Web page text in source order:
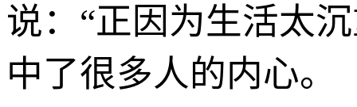
说：“正因为生活太
中了很多人的内心。